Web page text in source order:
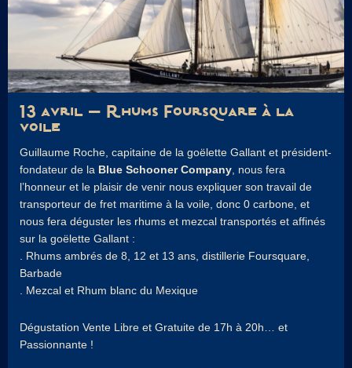
13 avril – Rhums Foursquare à la
voile
Guillaume Roche, capitaine de la goëlette Gallant et président-
fondateur de la Blue Schooner Company , nous fera
l’honneur et le plaisir de venir nous expliquer son travail de
transporteur de fret maritime à la voile, donc 0 carbone, et
nous fera déguster les rhums et mezcal transportés et affinés
sur la goëlette Gallant :
. Rhums ambrés de 8, 12 et 13 ans, distillerie Foursquare,
Barbade
. Mezcal et Rhum blanc du Mexique
Dégustation Vente Libre et Gratuite de 17h à 20h… et
Passionnante !